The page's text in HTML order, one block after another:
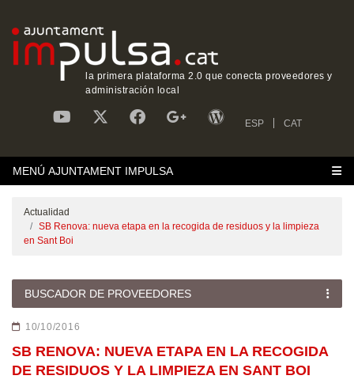
la primera plataforma 2.0 que conecta proveedores y
administración local
ESP CAT
MENÚ AJUNTAMENT IMPULSA
Actualidad
SB Renova: nueva etapa en la recogida de residuos y la limpieza
en Sant Boi
BUSCADOR DE PROVEEDORES
10/10/2016
SB RENOVA: NUEVA ETAPA EN LA RECOGIDA
DE RESIDUOS Y LA LIMPIEZA EN SANT BOI